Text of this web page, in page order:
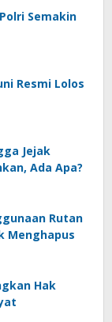
Semakin
Resmi Lolos
Jejak
Ada Apa?
Rutan
Menghapus
Hak